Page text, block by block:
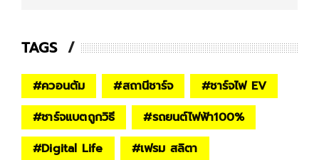
TAGS
#ควอนตัม #สถานีชาร์จ #ชาร์จไฟ EV
#ชาร์จแบตถูกวิธี #รถยนต์ไฟฟ้า100%
#Digital Life #เฟรม สลิตา